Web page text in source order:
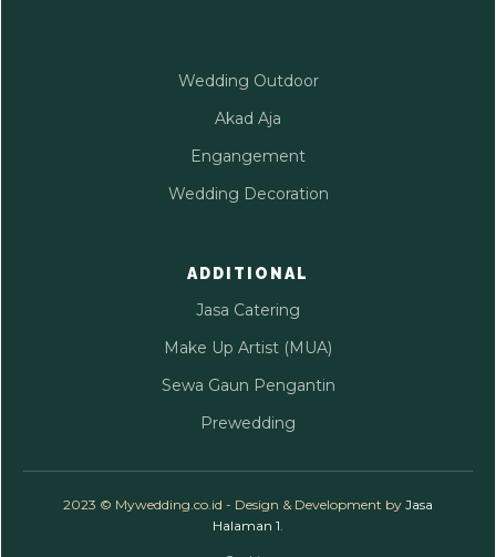
Wedding Outdoor
Akad Aja
Engangement
Wedding Decoration
ADDITIONAL
Jasa Catering
Make Up Artist (MUA)
Sewa Gaun Pengantin
Prewedding
2023 © Mywedding.co.id - Design & Development by Jasa
Halaman 1.